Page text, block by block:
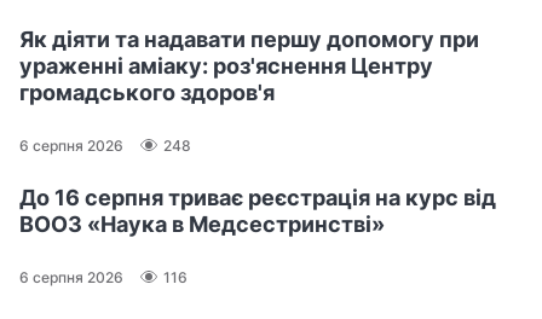
Як діяти та надавати першу допомогу при
ураженні аміаку: роз'яснення Центру
громадського здоров'я
6 серпня 2026 248
До 16 серпня триває реєстрація на курс від
ВООЗ «Наука в Медсестринстві»
6 серпня 2026 116